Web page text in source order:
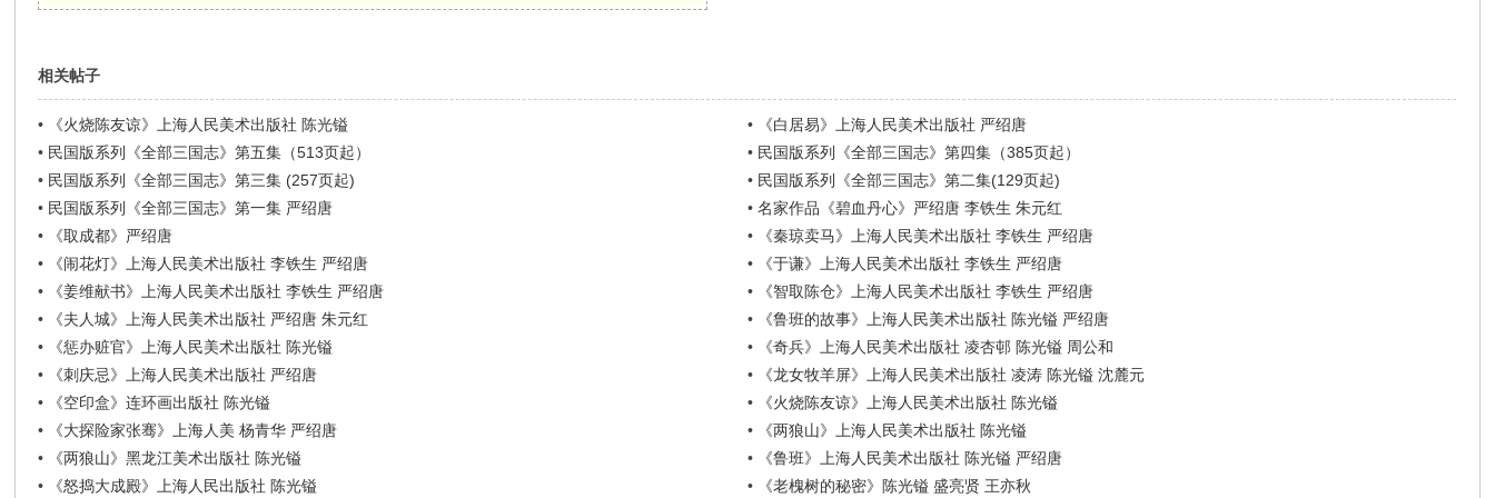
相关帖子
• 《火烧陈友谅》上海人民美术出版社 陈光镒 •
《白居易》上海人民美术出版社 严绍唐
• 民国版系列《全部三国志》第五集（513页起） • 民国版系列《全部三国志》第四集（385页起）
• 民国版系列《全部三国志》第三集 (257页起) • 民国版系列《全部三国志》第二集(129页起)
• 民国版系列《全部三国志》第一集 严绍唐 • 名家作品《碧血丹心》严绍唐 李铁生 朱元红
•
《取成都》严绍唐 •
《秦琼卖马》上海人民美术出版社 李铁生 严绍唐
•
《闹花灯》上海人民美术出版社 李铁生 严绍唐 •
《于谦》上海人民美术出版社 李铁生 严绍唐
•
《姜维献书》上海人民美术出版社 李铁生 严绍唐 •
《智取陈仓》上海人民美术出版社 李铁生 严绍唐
•
《夫人城》上海人民美术出版社 严绍唐 朱元红 •
《鲁班的故事》上海人民美术出版社 陈光镒 严绍唐
•
《惩办赃官》上海人民美术出版社 陈光镒 •
《奇兵》上海人民美术出版社 凌杏邨 陈光镒 周公和
•
《刺庆忌》上海人民美术出版社 严绍唐 •
《龙女牧羊屏》上海人民美术出版社 凌涛 陈光镒 沈麓元
•
《空印盒》连环画出版社 陈光镒 •
《火烧陈友谅》上海人民美术出版社 陈光镒
•
《大探险家张骞》上海人美 杨青华 严绍唐 •
《两狼山》上海人民美术出版社 陈光镒
•
《两狼山》黑龙江美术出版社 陈光镒 •
《鲁班》上海人民美术出版社 陈光镒 严绍唐
•
《怒捣大成殿》上海人民出版社 陈光镒 • 《老槐树的秘密》陈光镒 盛亮贤 王亦秋